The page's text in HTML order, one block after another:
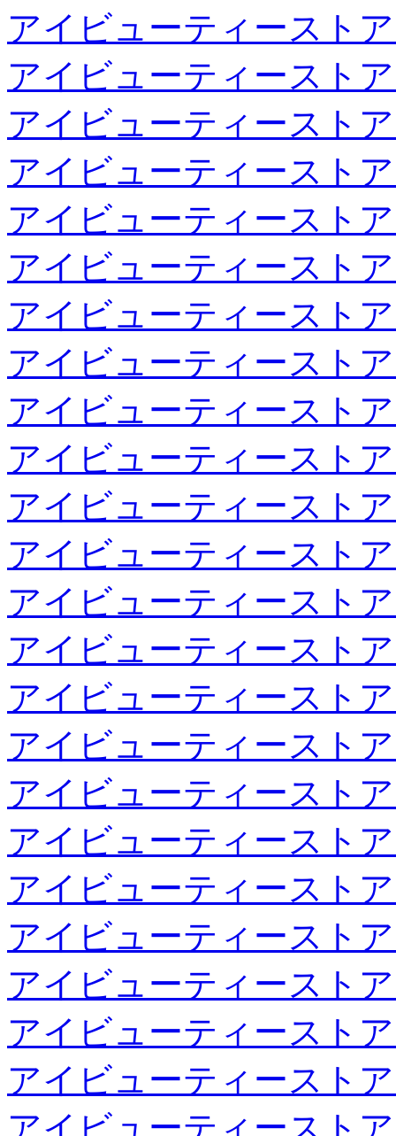
アイビューティースト
アイビューティースト
アイビューティースト
アイビューティースト
アイビューティースト
アイビューティースト
アイビューティースト
アイビューティースト
アイビューティースト
アイビューティースト
アイビューティースト
アイビューティースト
アイビューティースト
アイビューティースト
アイビューティースト
アイビューティースト
アイビューティースト
アイビューティースト
アイビューティースト
アイビューティースト
アイビューティースト
アイビューティースト
アイビューティースト
アイビューティースト